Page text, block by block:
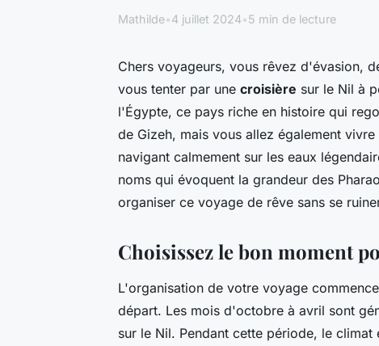
Mathilde•4 juillet 2024•5 min de lecture
Chers voyageurs, vous rêvez d'évasion,
vous tenter par une croisière sur le Nil à
l'Égypte, ce pays riche en histoire qui
de Gizeh, mais vous allez également
navigant calmement sur les eaux
noms qui évoquent la grandeur des
organiser ce voyage de rêve sans se
Choisissez le bon moment
L'organisation de votre voyage
départ. Les mois d'octobre à avril sont
sur le Nil. Pendant cette période, le